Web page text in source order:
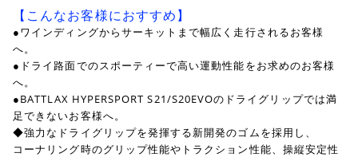
【こんなお客様におすすめ】
●ワインディングからサーキットまで幅広く走行されるお客様
へ。
●ドライ路面でのスポーティーで高い運動性能をお求めのお客様
へ。
●BATTLAX HYPERSPORT S21/S20EVOのドライグリップでは満
足できないお客様へ。
◆強力なドライグリップを発揮する新開発のゴムを採用し、
コーナリング時のグリップ性能やトラクション性能、操縦安定性